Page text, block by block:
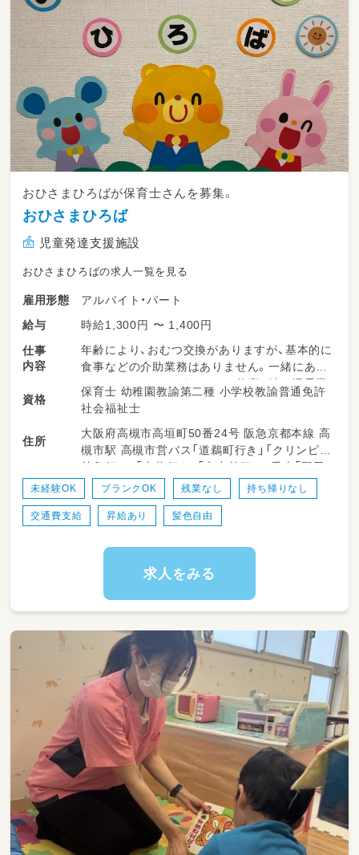
おひさまひろばが保育士さんを募集。
おひさまひろば
児童発達支援施設
おひさまひろばの求人一覧を見る
雇用形態
アルバイト・パート
給与
時給1,300円 〜 1,400円
仕事
内容
年齢により、おむつ交換がありますが、基本的に
食事などの介助業務はありません。一緒にあそ
んでいただくことがメインの仕事。時々添乗業
務。
資格
保育士 幼稚園教諭第二種 小学校教諭普通免許
社会福祉士
住所
大阪府高槻市高垣町50番24号 阪急京都本線 高
槻市駅 高槻市営バス「道鵜町行き」「クリンピア
前島行き」「上牧行き」「六中前行き」乗車「野田」
バス停下車徒歩5分 「安満遺跡公園経由前島行
き」乗車「高垣町」バス停下車徒歩5分
未経験OK ブランクOK 残業なし 持ち帰りなし
交通費支給 昇給あり 髪色自由
求人をみる